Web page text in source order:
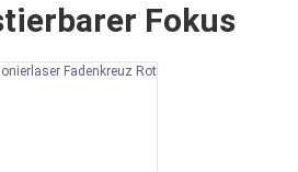
Fokus